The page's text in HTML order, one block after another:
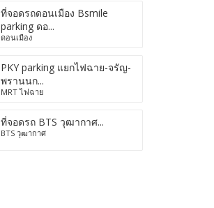
ที่จอดรถดอนเมือง Bsmile
parking ดอ...
ดอนเมือง
PKY parking แยกไฟฉาย-จรัญ-
พรานนก...
MRT ไฟฉาย
ที่จอดรถ BTS วุฒากาศ...
BTS วุฒากาศ